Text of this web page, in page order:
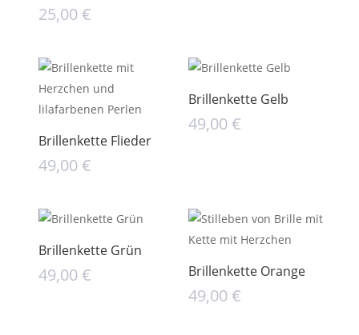
25,00€
Brillenkette Flieder
49,00€
Brillenkette Gelb
49,00€
Brillenkette Grün
49,00€ Brillenkette Orange
49,00€